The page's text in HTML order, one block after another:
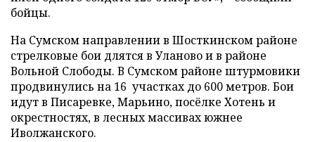
бойцы.
На Сумском направлении в Шосткинском районе
стрелковые бои длятся в Уланово и в районе
Вольной Слободы. В Сумском районе штурмовики
продвинулись на 16 участках до 600 метров. Бои
идут в Писаревке, Марьино, посёлке Хотень и
окрестностях, в лесных массивах южнее
Иволжанского.